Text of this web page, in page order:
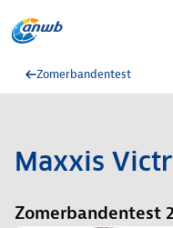
Zomerbandentest
Maxxis
Zomerbandentest